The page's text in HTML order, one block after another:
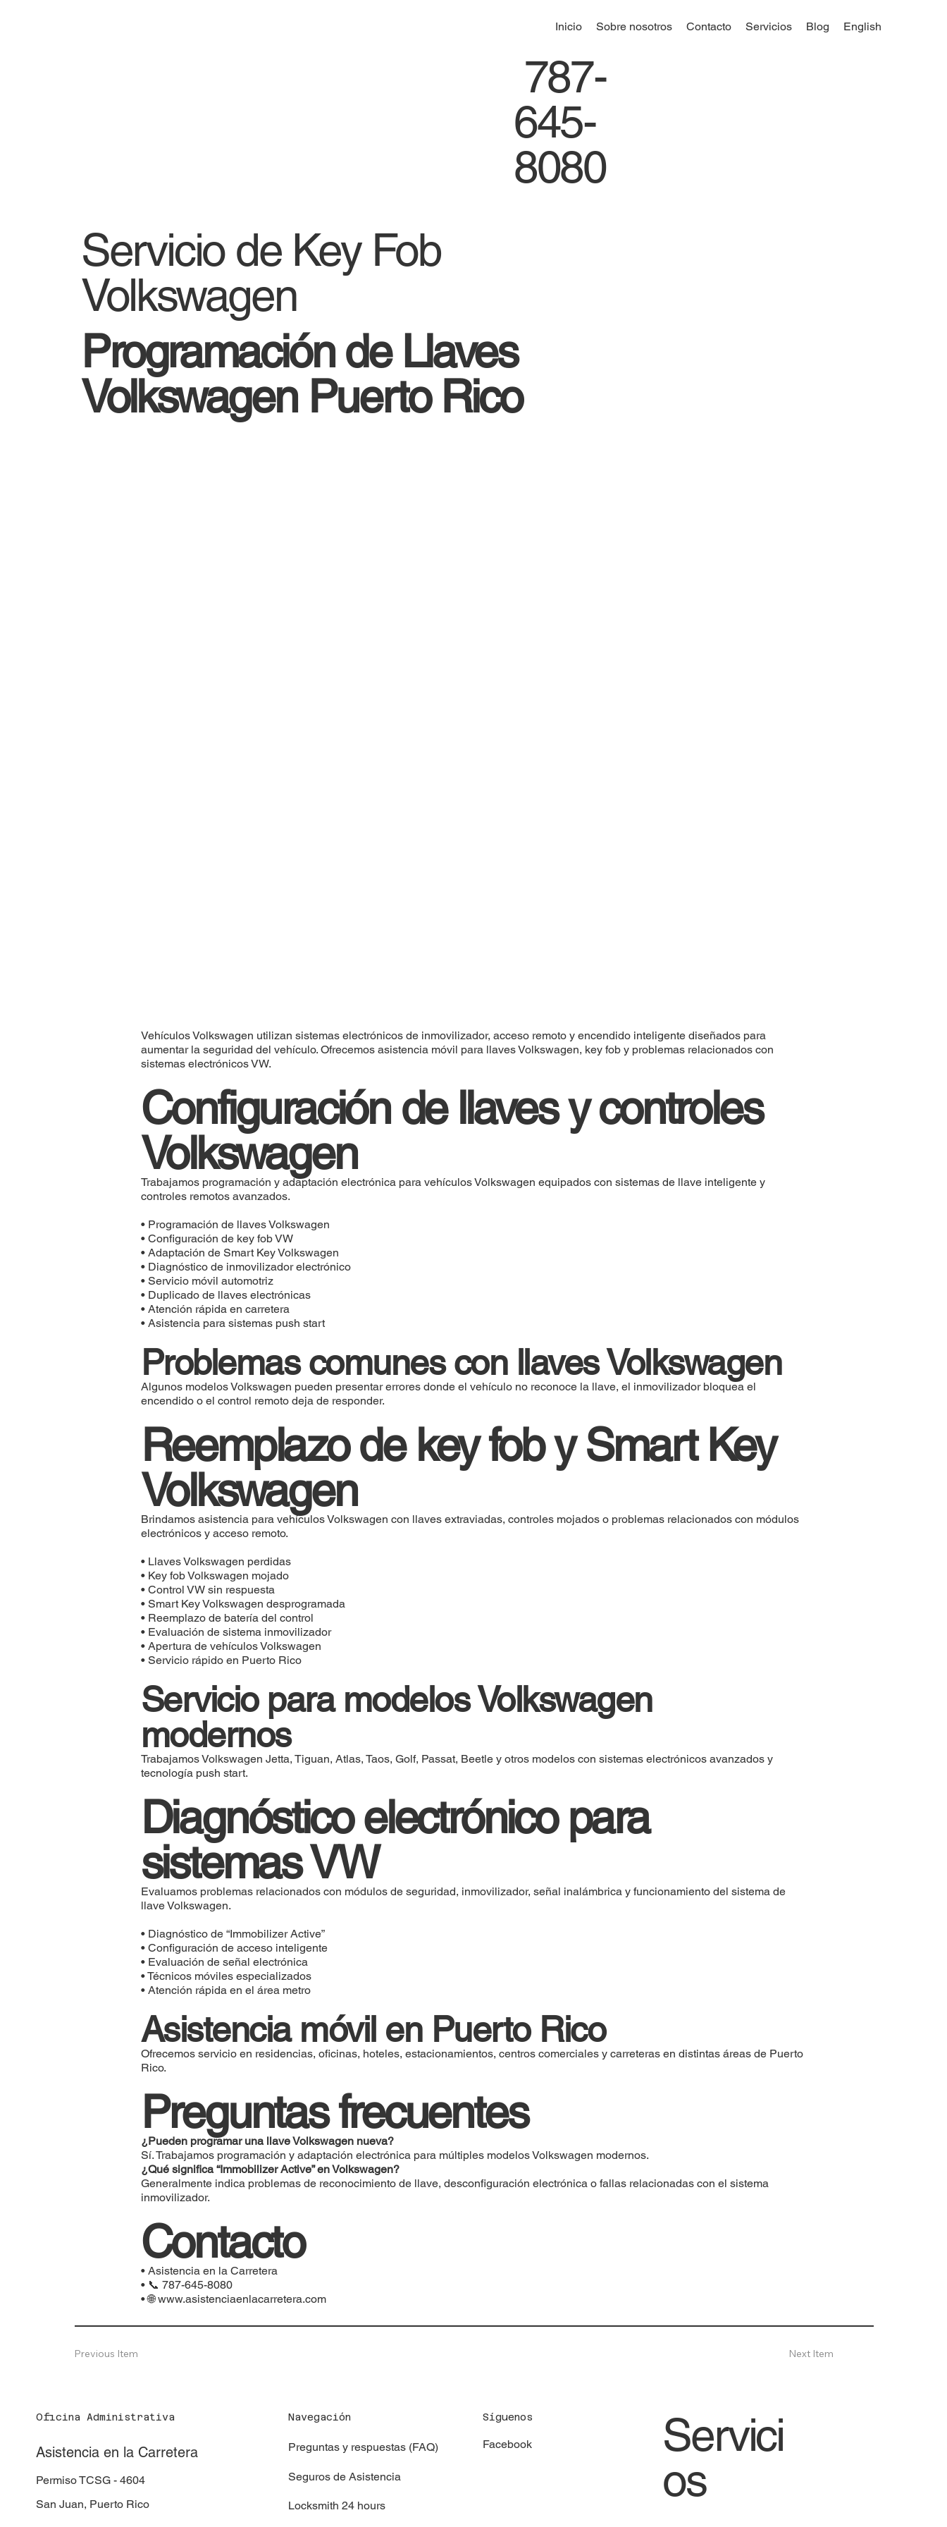
Inicio Sobre nosotros Contacto Servicios Blog English
787-
645-
8080
Servicio de Key Fob
Volkswagen
Programación de Llaves
Volkswagen Puerto Rico
Vehículos Volkswagen utilizan sistemas electrónicos de inmovilizador, acceso remoto y encendido inteligente diseñados para
aumentar la seguridad del vehículo. Ofrecemos asistencia móvil para llaves Volkswagen, key fob y problemas relacionados con
sistemas electrónicos VW.
Configuración de llaves y controles
Volkswagen
Trabajamos programación y adaptación electrónica para vehículos Volkswagen equipados con sistemas de llave inteligente y
controles remotos avanzados.
• Programación de llaves Volkswagen
• Configuración de key fob VW
• Adaptación de Smart Key Volkswagen
• Diagnóstico de inmovilizador electrónico
• Servicio móvil automotriz
• Duplicado de llaves electrónicas
• Atención rápida en carretera
• Asistencia para sistemas push start
Problemas comunes con llaves Volkswagen
Algunos modelos Volkswagen pueden presentar errores donde el vehículo no reconoce la llave, el inmovilizador bloquea el
encendido o el control remoto deja de responder.
Reemplazo de key fob y Smart Key
Volkswagen
Brindamos asistencia para vehículos Volkswagen con llaves extraviadas, controles mojados o problemas relacionados con módulos
electrónicos y acceso remoto.
• Llaves Volkswagen perdidas
• Key fob Volkswagen mojado
• Control VW sin respuesta
• Smart Key Volkswagen desprogramada
• Reemplazo de batería del control
• Evaluación de sistema inmovilizador
• Apertura de vehículos Volkswagen
• Servicio rápido en Puerto Rico
Servicio para modelos Volkswagen
modernos
Trabajamos Volkswagen Jetta, Tiguan, Atlas, Taos, Golf, Passat, Beetle y otros modelos con sistemas electrónicos avanzados y
tecnología push start.
Diagnóstico electrónico para
sistemas VW
Evaluamos problemas relacionados con módulos de seguridad, inmovilizador, señal inalámbrica y funcionamiento del sistema de
llave Volkswagen.
• Diagnóstico de “Immobilizer Active”
• Configuración de acceso inteligente
• Evaluación de señal electrónica
• Técnicos móviles especializados
• Atención rápida en el área metro
Asistencia móvil en Puerto Rico
Ofrecemos servicio en residencias, oficinas, hoteles, estacionamientos, centros comerciales y carreteras en distintas áreas de Puerto
Rico.
Preguntas frecuentes
¿Pueden programar una llave Volkswagen nueva?
Sí. Trabajamos programación y adaptación electrónica para múltiples modelos Volkswagen modernos.
¿Qué significa “Immobilizer Active” en Volkswagen?
Generalmente indica problemas de reconocimiento de llave, desconfiguración electrónica o fallas relacionadas con el sistema
inmovilizador.
Contacto
• Asistencia en la Carretera
• 📞 787-645-8080
• 🌐www.asistenciaenlacarretera.com
Previous Item Next Item
Oficina Administrativa
Asistencia en la Carretera
Permiso TCSG - 4604
San Juan, Puerto Rico
Navegación
Preguntas y respuestas (FAQ)
Seguros de Asistencia
Locksmith 24 hours
Síguenos
Facebook
Servici
os